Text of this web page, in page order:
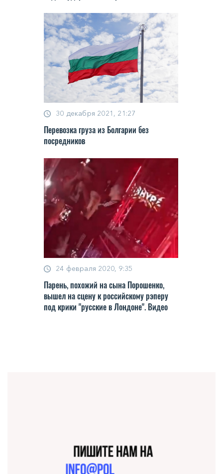
30 декабря 2021, 21:27
Перевозка груза из Болгарии без
посредников
24 февраля 2020, 9:35
Парень, похожий на сына Порошенко,
вышел на сцену к российскому рэперу
под крики "русские в Лондоне". Видео